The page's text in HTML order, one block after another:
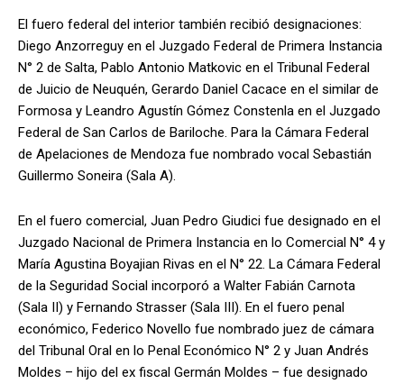
El fuero federal del interior también recibió designaciones:
Diego Anzorreguy en el Juzgado Federal de Primera Instancia
N° 2 de Salta, Pablo Antonio Matkovic en el Tribunal Federal
de Juicio de Neuquén, Gerardo Daniel Cacace en el similar de
Formosa y Leandro Agustín Gómez Constenla en el Juzgado
Federal de San Carlos de Bariloche. Para la Cámara Federal
de Apelaciones de Mendoza fue nombrado vocal Sebastián
Guillermo Soneira (Sala A).
En el fuero comercial, Juan Pedro Giudici fue designado en el
Juzgado Nacional de Primera Instancia en lo Comercial N° 4 y
María Agustina Boyajian Rivas en el N° 22. La Cámara Federal
de la Seguridad Social incorporó a Walter Fabián Carnota
(Sala II) y Fernando Strasser (Sala III). En el fuero penal
económico, Federico Novello fue nombrado juez de cámara
del Tribunal Oral en lo Penal Económico N° 2 y Juan Andrés
Moldes – hijo del ex fiscal Germán Moldes – fue designado